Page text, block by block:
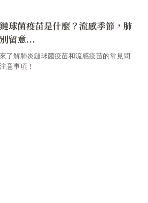
球菌疫苗是什麼？流感季節，肺
留意...
了解肺炎鏈球菌疫苗和流感疫苗的常見問
意事項！